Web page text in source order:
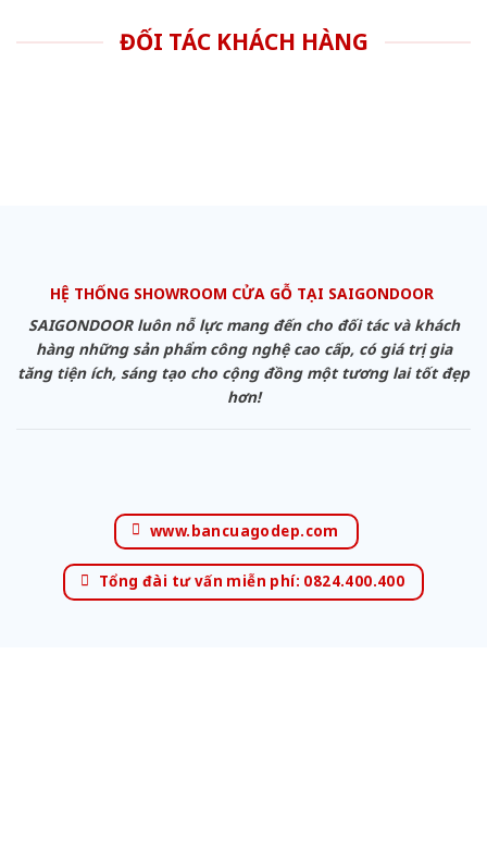
ĐỐI TÁC KHÁCH HÀNG
HỆ THỐNG SHOWROOM CỬA GỖ TẠI SAIGONDOOR
SAIGONDOOR luôn nỗ lực mang đến cho đối tác và khách
hàng những sản phẩm công nghệ cao cấp, có giá trị gia
tăng tiện ích, sáng tạo cho cộng đồng một tương lai tốt đẹp
hơn!
www.bancuagodep.com
Tổng đài tư vấn miễn phí: 0824.400.400